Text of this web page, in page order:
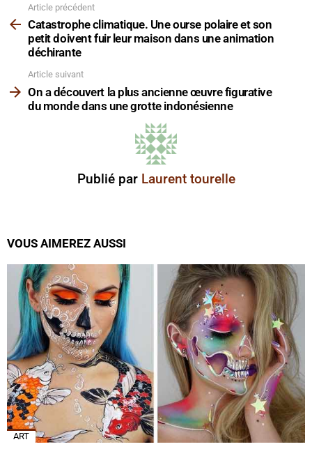
plus
Article précédent
Catastrophe climatique. Une ourse polaire et son
petit doivent fuir leur maison dans une animation
déchirante
Article suivant
On a découvert la plus ancienne œuvre figurative
du monde dans une grotte indonésienne
Publié par Laurent tourelle
VOUS AIMEREZ AUSSI
ART